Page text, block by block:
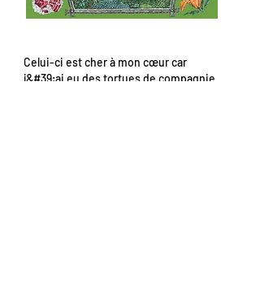
Celui-ci est cher à mon cœur car
j&#39;ai eu des tortues de compagnie